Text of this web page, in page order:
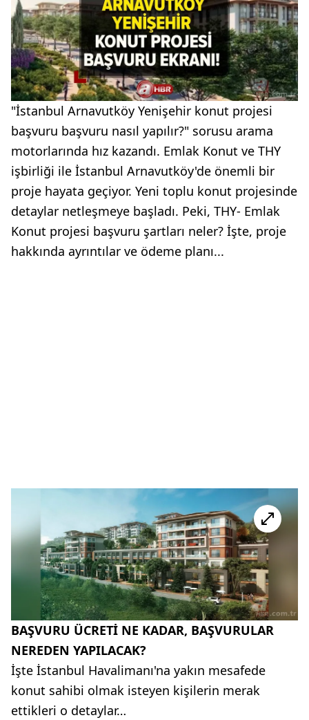
"İstanbul Arnavutköy Yenişehir konut projesi
başvuru başvuru nasıl yapılır?" sorusu arama
motorlarında hız kazandı. Emlak Konut ve THY
işbirliği ile İstanbul Arnavutköy'de önemli bir
proje hayata geçiyor. Yeni toplu konut projesinde
detaylar netleşmeye başladı. Peki, THY- Emlak
Konut projesi başvuru şartları neler? İşte, proje
hakkında ayrıntılar ve ödeme planı...
BAŞVURU ÜCRETİ NE KADAR, BAŞVURULAR
NEREDEN YAPILACAK?
İşte İstanbul Havalimanı'na yakın mesafede
konut sahibi olmak isteyen kişilerin merak
ettikleri o detaylar…